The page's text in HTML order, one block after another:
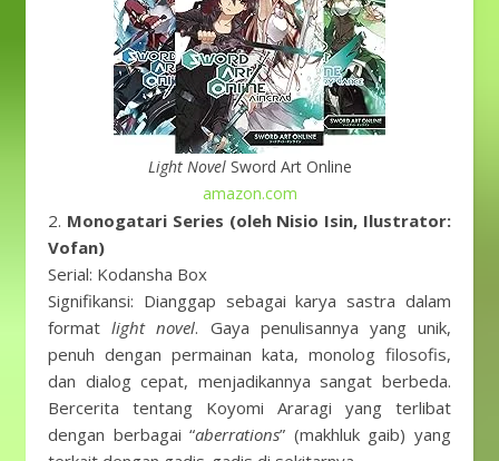
Light NovelSword Art Online
amazon.com
2. Monogatari Series (oleh Nisio Isin, Ilustrator:
Vofan)
Serial: Kodansha Box
Signifikansi: Dianggap sebagai karya sastra dalam
formatlight novel. Gaya penulisannya yang unik,
penuh dengan permainan kata, monolog filosofis,
dan dialog cepat, menjadikannya sangat berbeda.
Bercerita tentang Koyomi Araragi yang terlibat
dengan berbagai “aberrations” (makhluk gaib) yang